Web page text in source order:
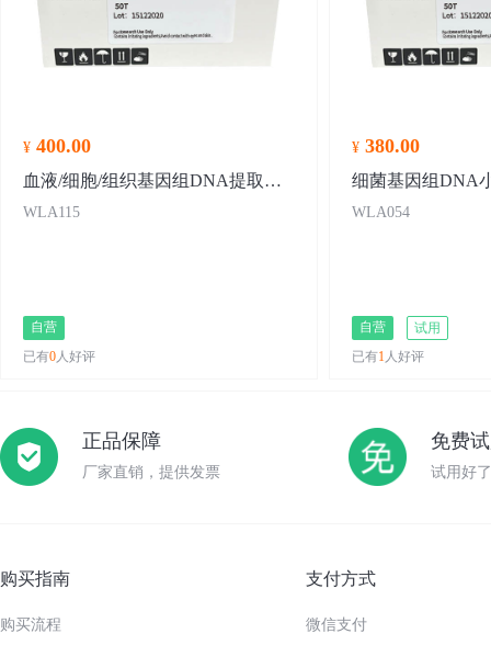
¥ 400.00
血液/细胞/组织基因组DNA提取试剂盒
WLA115
自营
已有0人好评
¥ 380.00
细菌基因组DNA
WLA054
自营
试用
已有1人好评
正品保障
厂家直销，提供发票
免费
试用好
购买指南
购买流程
支付方式
微信支付